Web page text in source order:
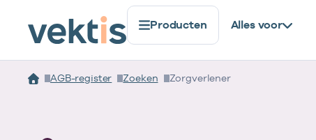
Producten Alles voor
AGB-register Zoeken Zorgverlener